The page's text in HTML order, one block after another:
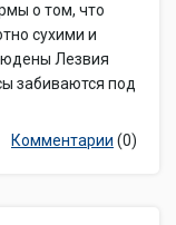
о том, что
сухими и
Лезвия
забиваются под
Комментарии (0)